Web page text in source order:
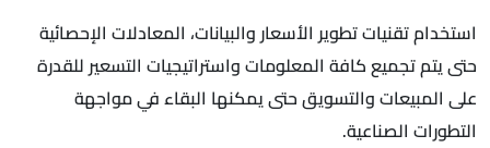
استخدام تقنيات تطوير الأسعار والبيانات، المعادلات الإحصائية
حتى يتم تجميع كافة المعلومات واستراتيجيات التسعير للقدرة
على المبيعات والتسويق حتى يمكنها البقاء في مواجهة
التطورات الصناعية.